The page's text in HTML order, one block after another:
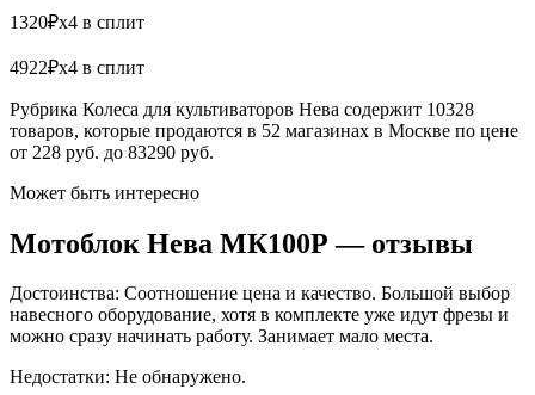
1320₽x4 в сплит
4922₽x4 в сплит
Рубрика Колеса для культиваторов Нева содержит 10328
товаров, которые продаются в 52 магазинах в Москве по цене
от 228 руб. до 83290 руб.
Может быть интересно
Мотоблок Нева МК100Р — отзывы
Достоинства: Соотношение цена и качество. Большой выбор
навесного оборудование, хотя в комплекте уже идут фрезы и
можно сразу начинать работу. Занимает мало места.
Недостатки: Не обнаружено.